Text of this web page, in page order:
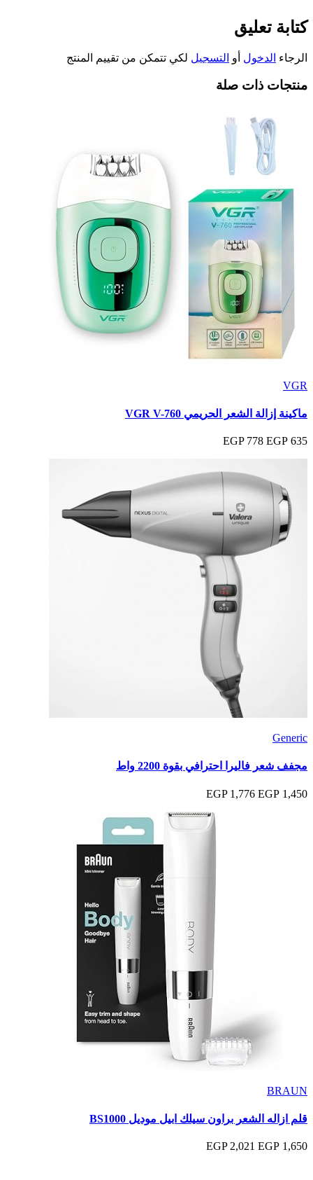
كتابة تعليق
الرجاء الدخول أو التسجيل لكي تتمكن من تقييم المنتج
منتجات ذات صلة
VGR
ماكينة إزالة الشعر الحريمي VGR V-760
635 EGP
778 EGP
Generic
مجفف شعر فاليرا احترافي بقوة 2200 واط
1,450 EGP
1,776 EGP
BRAUN
قلم ازاله الشعر براون سيلك ابيل موديل BS1000
1,650 EGP
2,021 EGP